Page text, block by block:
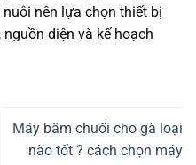
nên lựa chọn thiết bị
diện và kế hoạch
Máy băm chuối cho gà loại
nào tốt ? cách chọn máy